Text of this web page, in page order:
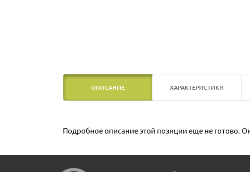
ОПИСАНИЕ ХАРАКТЕРИСТИКИ
Подробное описание этой позиции еще не готово.